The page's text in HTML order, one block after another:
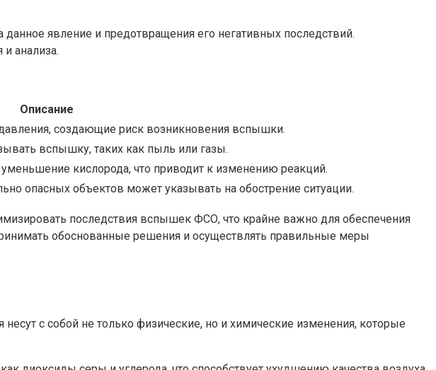
явление и предотвращения его негативных последствий.
анализа.
Описание
создающие риск возникновения вспышки.
вспышку, таких как пыль или газы.
кислорода, что приводит к изменению реакций.
опасных объектов может указывать на обострение ситуации.
последствия вспышек ФСО, что крайне важно для обеспечения
обоснованные решения и осуществлять правильные меры
с собой не только физические, но и химические изменения, которые